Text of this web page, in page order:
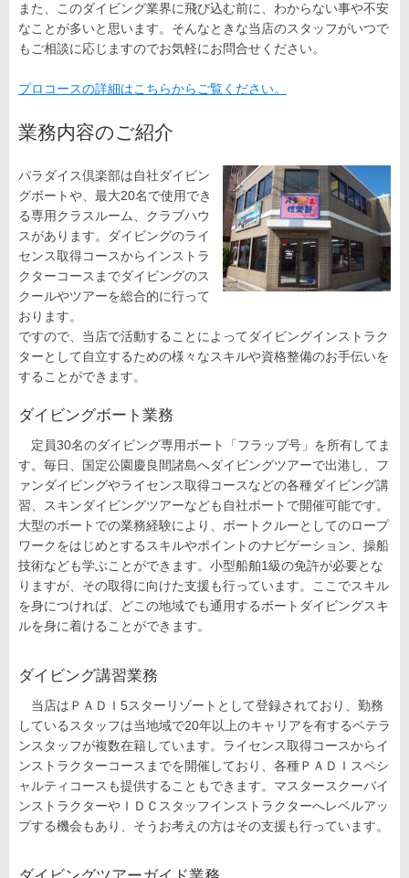
また、このダイビング業界に飛び込む前に、わからない事や不安
なことが多いと思います。そんなときな当店のスタッフがいつで
もご相談に応じますのでお気軽にお問合せください。
プロコースの詳細はこちらからご覧ください。
業務内容のご紹介
パラダイス倶楽部は自社ダイビン
グボートや、最大20名で使用でき
る専用クラスルーム、クラブハウ
スがあります。ダイビングのライ
センス取得コースからインストラ
クターコースまでダイビングのス
クールやツアーを総合的に行って
おります。
ですので、当店で活動することによってダイビングインストラク
ターとして自立するための様々なスキルや資格整備のお手伝いを
することができます。
ダイビングボート業務
定員30名のダイビング専用ボート「フラップ号」を所有してま
す。毎日、国定公園慶良間諸島へダイビングツアーで出港し、フ
ァンダイビングやライセンス取得コースなどの各種ダイビング講
習、スキンダイビングツアーなども自社ボートで開催可能です。
大型のボートでの業務経験により、ボートクルーとしてのロープ
ワークをはじめとするスキルやポイントのナビゲーション、操船
技術なども学ぶことができます。小型船舶1級の免許が必要とな
りますが、その取得に向けた支援も行っています。ここでスキル
を身につければ、どこの地域でも通用するボートダイビングスキ
ルを身に着けることができます。
ダイビング講習業務
当店はＰＡＤＩ5スターリゾートとして登録されており、勤務
しているスタッフは当地域で20年以上のキャリアを有するベテラ
ンスタッフが複数在籍しています。ライセンス取得コースからイ
ンストラクターコースまでを開催しており、各種ＰＡＤＩスペシ
ャルティコースも提供することもできます。マスタースクーバイ
ンストラクターやＩＤＣスタッフインストラクターへレベルアッ
プする機会もあり、そうお考えの方はその支援も行っています。